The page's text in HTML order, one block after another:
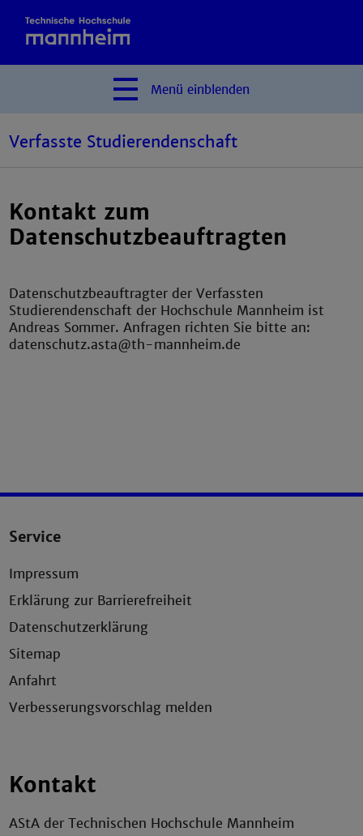
Menü einblenden
Verfasste Studierendenschaft
Kontakt zum
Datenschutzbeauftragten
Datenschutzbeauftragter der Verfassten
Studierendenschaft der Hochschule Mannheim ist
Andreas Sommer. Anfragen richten Sie bitte an:
datenschutz.asta@th-mannheim.de
Service
Impressum
Erklärung zur Barrierefreiheit
Datenschutzerklärung
Sitemap
Anfahrt
Verbesserungsvorschlag melden
Kontakt
AStA der Technischen Hochschule Mannheim